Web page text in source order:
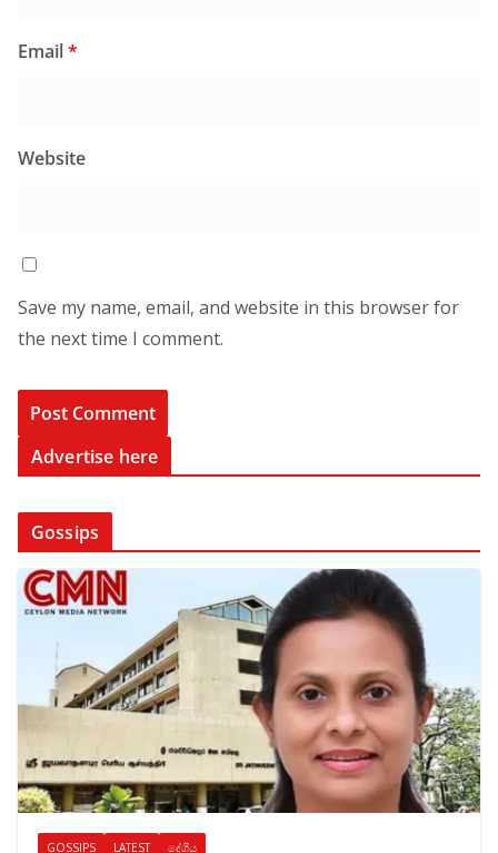
Email*
Website
Save my name, email, and website in this browser for
the next time I comment.
Advertise here
Gossips
GOSSIPS LATEST දේශීය